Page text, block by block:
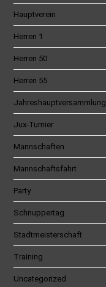
Hauptverein
Herren 1
Herren 50
Herren 55
Jahreshauptversammlung
Jux-Turnier
Mannschaften
Mannschaftsfahrt
Party
Schnuppertag
Stadtmeisterschaft
Training
Uncategorized